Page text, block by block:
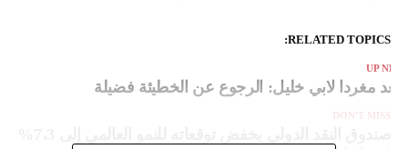
RELATED TOPICS:
UP
مغردا لابي خليل: الرجوع عن الخطيئة فضيلة
DON'T MISS